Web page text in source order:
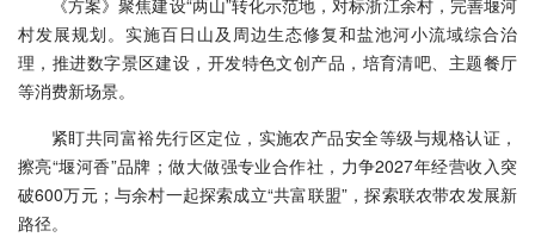
《方案》聚焦建设“两山”转化示范地，对标浙江余村，完善堰河
村发展规划。实施百日山及周边生态修复和盐池河小流域综合治
理，推进数字景区建设，开发特色文创产品，培育清吧、主题餐厅
等消费新场景。
紧盯共同富裕先行区定位，实施农产品安全等级与规格认证，
擦亮“堰河香”品牌；做大做强专业合作社，力争2027年经营收入突
破600万元；与余村一起探索成立“共富联盟”，探索联农带农发展新
路径。